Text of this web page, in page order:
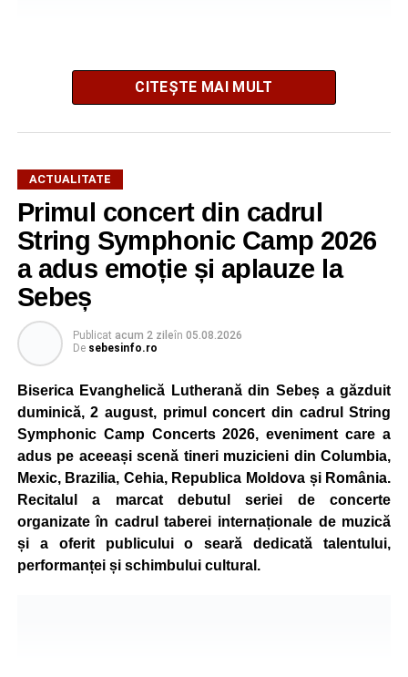
După două ediții organizate în Parcul Arini, competiția se
mută într-un nou decor, oferind participanților ocazia de a
concura într-un cadru natural deosebit. Evenimentul este
destinat copiilor și adolescenților cu vârste cuprinse între
5 și 18 ani, iar participarea este gratuită.
Organizatorii au pregătit trasee adaptate fiecărei categorii
de vârstă, astfel încât competiția să fie accesibilă atât
celor aflați la început de drum, cât și celor cu experiență în
mountain bike. La finalul întrecerii, cei mai bine clasați
concurenți vor fi recompensați cu premii în bani și premii
oferite de partenerii evenimentului.
Înaintea zilei de concurs, participanții își vor putea ridica
vor putea înscrie direct la competiție în cadrul Punctului
Oficial de Înscrieri și Informații (Race Office), care va
funcționa după următorul program:
CITEȘTE MAI MULT
ACTUALITATE
Primul concert din cadrul
String Symphonic Camp 2026
a adus emoție și aplauze la
Sebeș
Publicat acum 2 zileîn 05.08.2026
De sebesinfo.ro
Biserica Evanghelică Lutherană din Sebeș a găzduit
duminică, 2 august, primul concert din cadrul String
Symphonic Camp Concerts 2026, eveniment care a
adus pe aceeași scenă tineri muzicieni din Columbia,
Mexic, Brazilia, Cehia, Republica Moldova și România.
Recitalul a marcat debutul seriei de concerte
organizate în cadrul taberei internaționale de muzică
și a oferit publicului o seară dedicată talentului,
performanței și schimbului cultural.